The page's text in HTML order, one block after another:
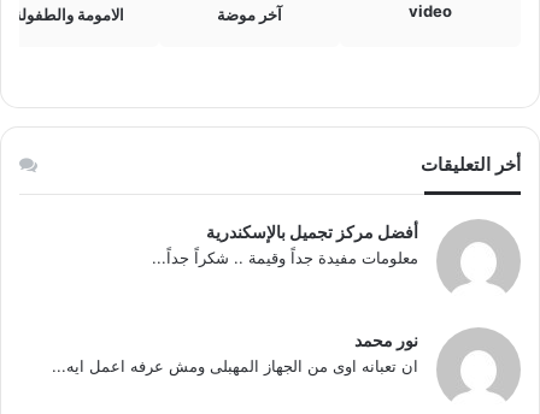
video آخر موضة الامومة والطفولة
أخر التعليقات
أفضل مركز تجميل بالإسكندرية
معلومات مفيدة جداً وقيمة .. شكراً جداً...
نور محمد
ان تعبانه اوى من الجهاز المهبلى ومش عرفه اعمل ايه...